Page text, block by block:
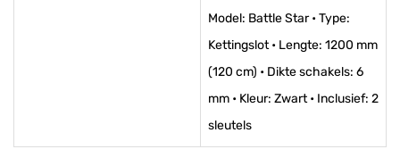
Model: Battle Star • Type:
Kettingslot • Lengte: 1200 mm
(120 cm) • Dikte schakels: 6
mm • Kleur: Zwart • Inclusief: 2
sleutels